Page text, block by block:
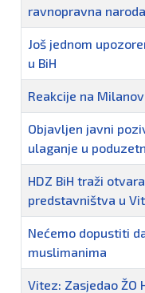
ravnopravna naroda
Još jednom
u BiH
Reakcije na
Objavljen javni
ulaganje u
HDZ BiH traži
predstavništva u
Nećemo dopustiti
muslimanima
Vitez: Zasjedao ŽO